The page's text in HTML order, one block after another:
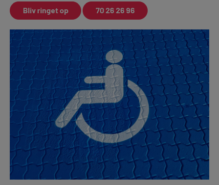
Bliv ringet op 70 26 26 96